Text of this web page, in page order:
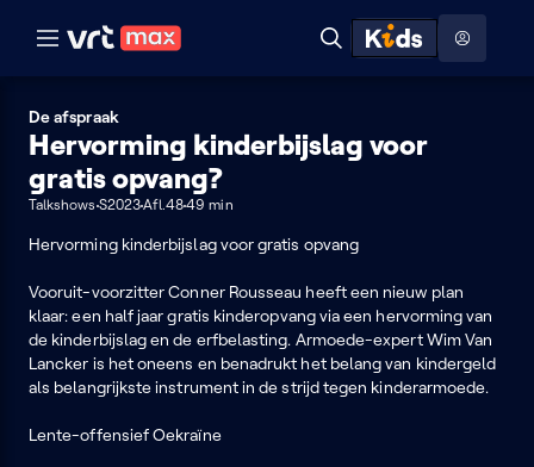
Naar hoofdinhoud Naar audiodescriptie Naar help
Zoeken
ontdekken
De afspraak
Hervorming kinderbijslag voor
gratis opvang?
Talkshows S2023Afl.4849 min
Hervorming kinderbijslag voor gratis opvang
Vooruit-voorzitter Conner Rousseau heeft een nieuw plan
klaar: een half jaar gratis kinderopvang via een hervorming van
de kinderbijslag en de erfbelasting. Armoede-expert Wim Van
Lancker is het oneens en benadrukt het belang van kindergeld
als belangrijkste instrument in de strijd tegen kinderarmoede.
Lente-offensief Oekraïne